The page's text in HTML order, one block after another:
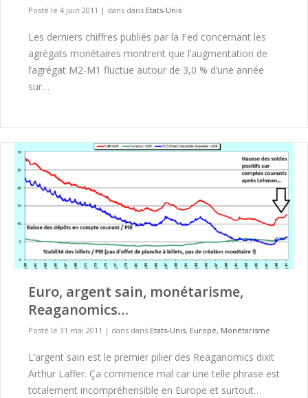
Posté le 4 juin 2011 | dans dans Etats-Unis
Les derniers chiffres publiés par la Fed concernant les
agrégats monétaires montrent que l’augmentation de
l’agrégat M2-M1 fluctue autour de 3,0 % d’une année
sur…
Euro, argent sain, monétarisme,
Reaganomics…
Posté le 31 mai 2011 | dans dans Etats-Unis, Europe, Monétarisme
L’argent sain est le premier pilier des Reaganomics dixit
Arthur Laffer. Ça commence mal car une telle phrase est
totalement incompréhensible en Europe et surtout…